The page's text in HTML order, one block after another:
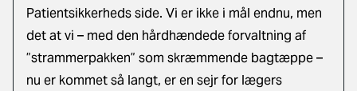
Patientsikkerheds side. Vi er ikke i mål endnu, men
det at vi – med den hårdhændede forvaltning af
”strammerpakken” som skræmmende bagtæppe –
nu er kommet så langt, er en sejr for lægers